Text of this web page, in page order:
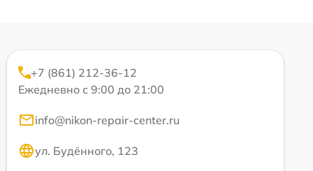
+7 (861) 212-36-12
Ежедневно с 9:00 до 21:00
info@nikon-repair-center.ru
ул. Будённого, 123